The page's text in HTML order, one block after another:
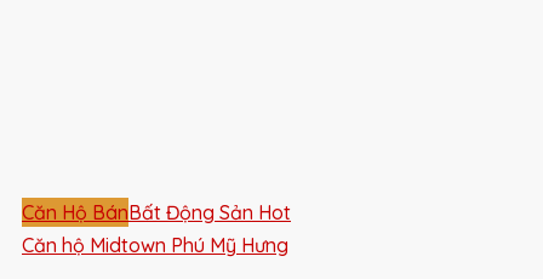
Căn Hộ BánBất Động Sản Hot
Căn hộ Midtown Phú Mỹ Hưng